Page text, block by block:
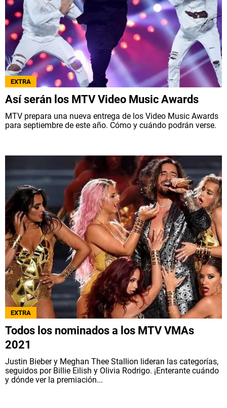
EXTRA
Así serán los MTV Video Music Awards
MTV prepara una nueva entrega de los Video Music Awards
para septiembre de este año. Cómo y cuándo podrán verse.
EXTRA
Todos los nominados a los MTV VMAs
2021
Justin Bieber y Meghan Thee Stallion lideran las categorías,
seguidos por Billie Eilish y Olivia Rodrigo. ¡Enterante cuándo
y dónde ver la premiación...